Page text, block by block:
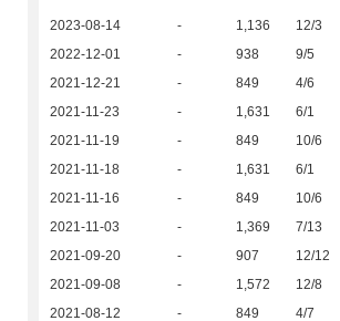
2023-08-14 - 1,136 12/3
2022-12-01
- 938 9/5
2021-12-21
- 849 4/6
2021-11-23
- 1,631 6/1
2021-11-19
- 849 10/6
2021-11-18
- 1,631 6/1
2021-11-16
- 849 10/6
2021-11-03
- 1,369 7/13
2021-09-20
- 907 12/12
2021-09-08
- 1,572 12/8
2021-08-12
- 849 4/7